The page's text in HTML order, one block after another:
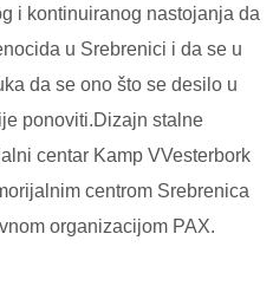
i kontinuiranog nastojanja da
u Srebrenici i da se u
da se ono što se desilo u
ponoviti.Dizajn stalne
centar Kamp VVesterbork
centrom Srebrenica
organizacijom PAX.